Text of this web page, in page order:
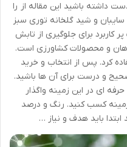
داشته باشید این مقاله از را
و شید گلخانه توری سبز
کاربرد برای جلوگیری از تابش
و محصولات کشاورزی است.
کرد. پس از انتخاب و خرید
و درست برای آن ها باشید.
ای در این زمینه واگذار
زمینه کسب کنید. رنگ و درصد
باید هدف و نیاز …